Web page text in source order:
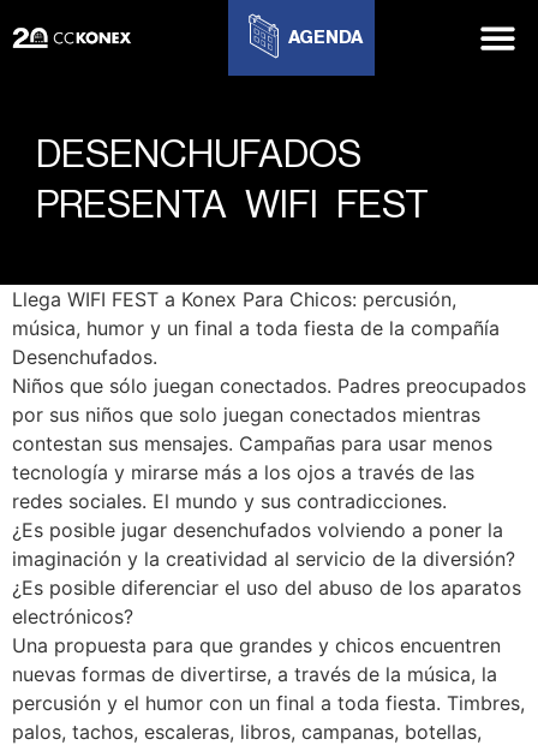
AGENDA
DESENCHUFADOS
PRESENTA WIFI FEST
Llega WIFI FEST a Konex Para Chicos: percusión,
música, humor y un final a toda fiesta de la compañía
Desenchufados.
Niños que sólo juegan conectados. Padres preocupados
por sus niños que solo juegan conectados mientras
contestan sus mensajes. Campañas para usar menos
tecnología y mirarse más a los ojos a través de las
redes sociales. El mundo y sus contradicciones.
¿Es posible jugar desenchufados volviendo a poner la
imaginación y la creatividad al servicio de la diversión?
¿Es posible diferenciar el uso del abuso de los aparatos
electrónicos?
Una propuesta para que grandes y chicos encuentren
nuevas formas de divertirse, a través de la música, la
percusión y el humor con un final a toda fiesta. Timbres,
palos, tachos, escaleras, libros, campanas, botellas,